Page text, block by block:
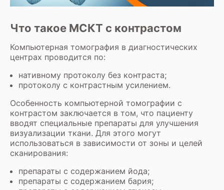
Что такое МСКТ с контрастом
Компьютерная томография в диагностических
центрах проводится по:
нативному протоколу без контраста;
протоколу с контрастным усилением.
Особенность компьютерной томографии с
контрастом заключается в том, что пациенту
вводят специальные препараты для улучшения
визуализации ткани. Для этого могут
использоваться в зависимости от зоны и целей
сканирования:
препараты с содержанием йода;
препараты с содержанием бария;